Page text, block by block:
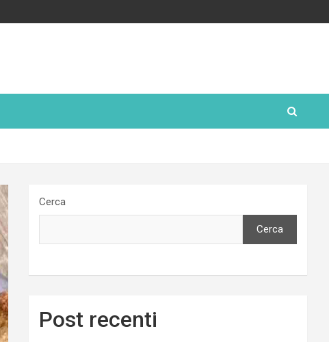
Cerca
Cerca
Post recenti